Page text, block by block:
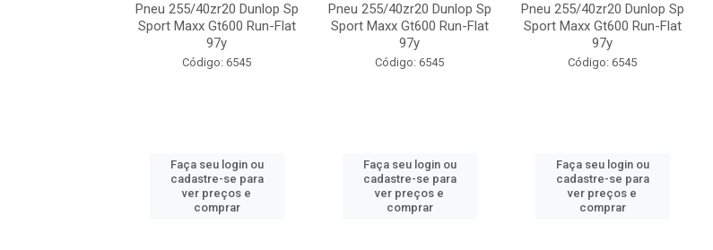
Pneu 255/40zr20 Dunlop Sp
Sport Maxx Gt600 Run-Flat
97y
Código: 6545
Faça seu login ou
cadastre-se para
ver preços e
comprar
Pneu 255/40zr20 Dunlop Sp
Sport Maxx Gt600 Run-Flat
97y
Código: 6545
Faça seu login ou
cadastre-se para
ver preços e
comprar
Pneu 255/40zr20 Dunlop Sp
Sport Maxx Gt600 Run-Flat
97y
Código: 6545
Faça seu login ou
cadastre-se para
ver preços e
comprar